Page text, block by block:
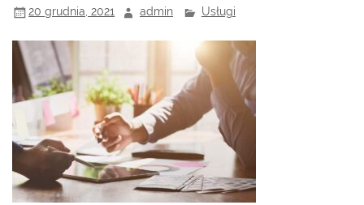
20 grudnia, 2021 admin Usługi